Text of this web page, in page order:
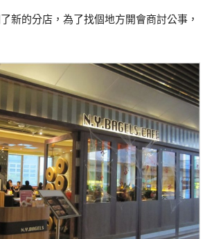
新的分店，為了找個地方開會商討公事，